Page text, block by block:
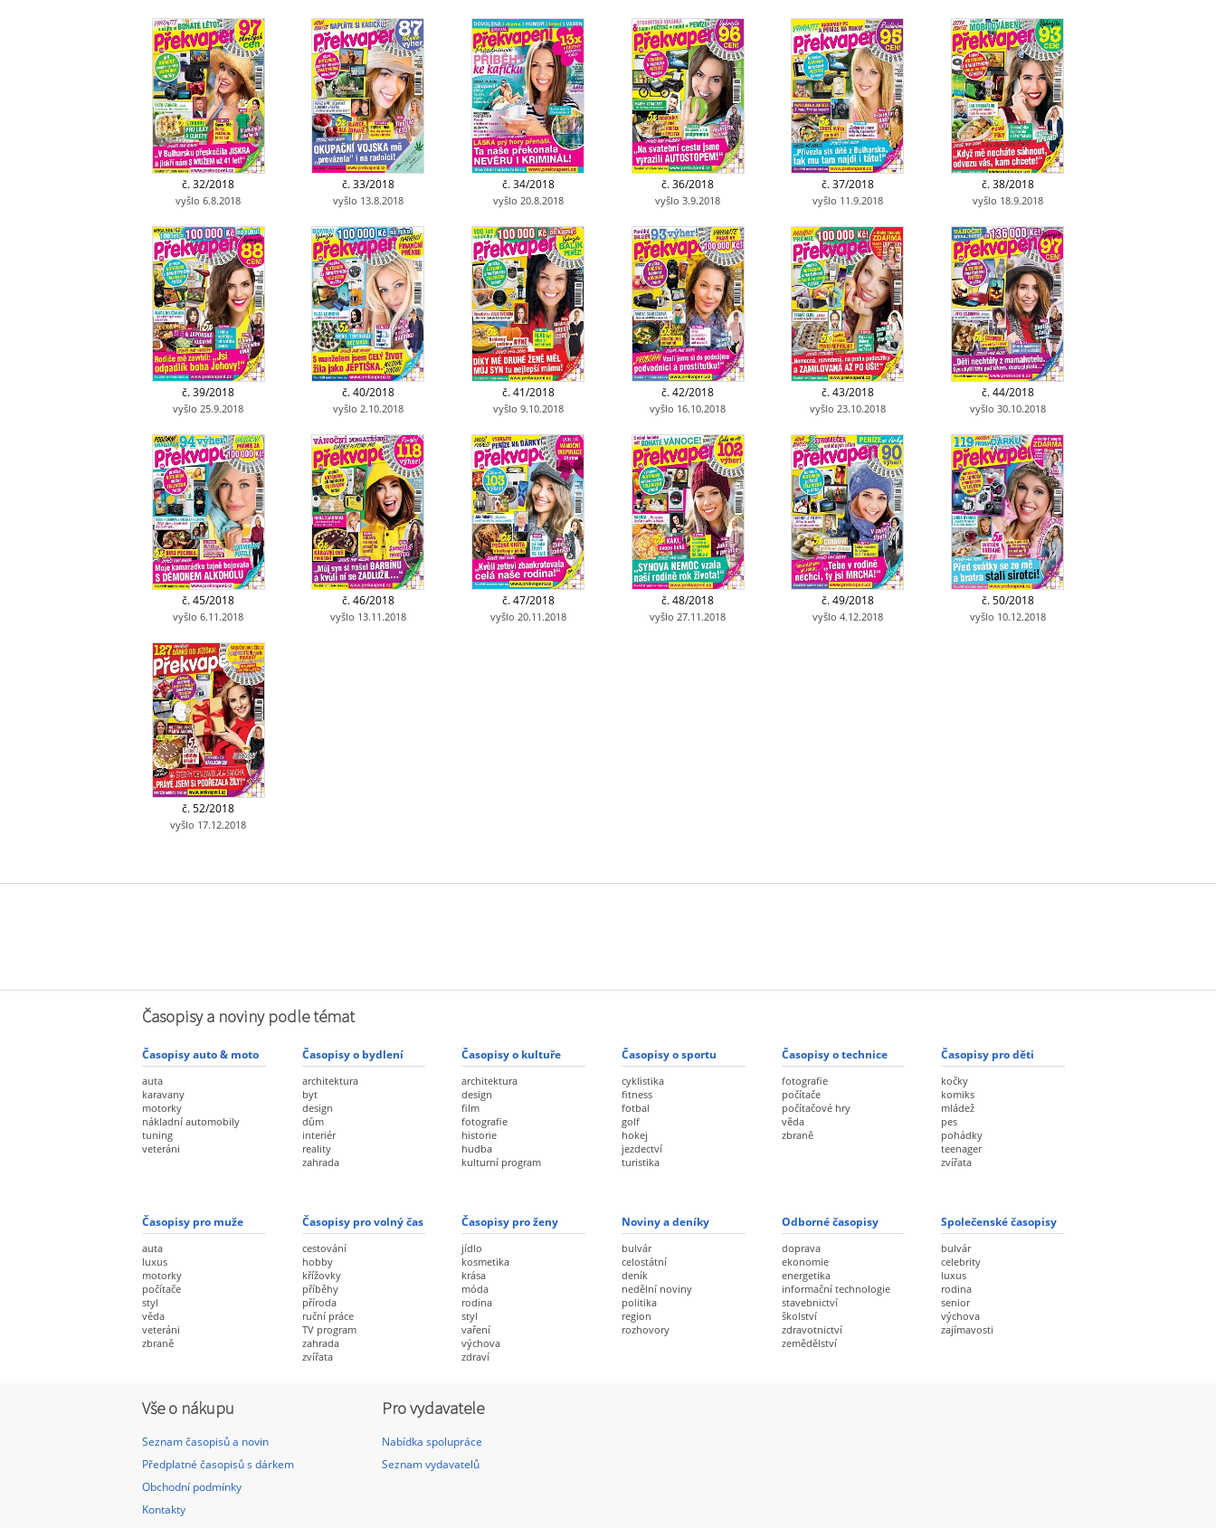
č. 32/2018
vyšlo 6.8.2018
č. 33/2018
vyšlo 13.8.2018
č. 34/2018
vyšlo 20.8.2018
č. 36/2018
vyšlo 3.9.2018
č. 37/2018
vyšlo 11.9.2018
č. 38/2018
vyšlo 18.9.2018
č. 39/2018
vyšlo 25.9.2018
č. 40/2018
vyšlo 2.10.2018
č. 41/2018
vyšlo 9.10.2018
č. 42/2018
vyšlo 16.10.2018
č. 43/2018
vyšlo 23.10.2018
č. 44/2018
vyšlo 30.10.2018
č. 45/2018
vyšlo 6.11.2018
č. 46/2018
vyšlo 13.11.2018
č. 47/2018
vyšlo 20.11.2018
č. 48/2018
vyšlo 27.11.2018
č. 49/2018
vyšlo 4.12.2018
č. 50/2018
vyšlo 10.12.2018
č. 52/2018
vyšlo 17.12.2018
Časopisy a noviny podle témat
Časopisy auto & moto
auta
karavany
motorky
nákladní automobily
tuning
veteráni
Časopisy o bydlení
architektura
byt
design
dům
interiér
reality
zahrada
Časopisy o kultuře
architektura
design
film
fotografie
historie
hudba
kulturní program
Časopisy o sportu
cyklistika
fitness
fotbal
golf
hokej
jezdectví
turistika
Časopisy o technice
fotografie
počítače
počítačové hry
věda
zbraně
Časopisy pro děti
kočky
komiks
mládež
pes
pohádky
teenager
zvířata
Časopisy pro muže
auta
luxus
motorky
počítače
styl
věda
veteráni
zbraně
Časopisy pro volný čas
cestování
hobby
křížovky
příběhy
příroda
ruční práce
TV program
zahrada
zvířata
Časopisy pro ženy
jídlo
kosmetika
krása
móda
rodina
styl
vaření
výchova
zdraví
Noviny a deníky
bulvár
celostátní
deník
nedělní noviny
politika
region
rozhovory
Odborné časopisy
doprava
ekonomie
energetika
informační technologie
stavebnictví
školství
zdravotnictví
zemědělství
Společenské časopisy
bulvár
celebrity
luxus
rodina
senior
výchova
zajímavosti
Vše o nákupu
Seznam časopisů a novin
Předplatné časopisů s dárkem
Obchodní podmínky
Kontakty
Pro vydavatele
Nabídka spolupráce
Seznam vydavatelů